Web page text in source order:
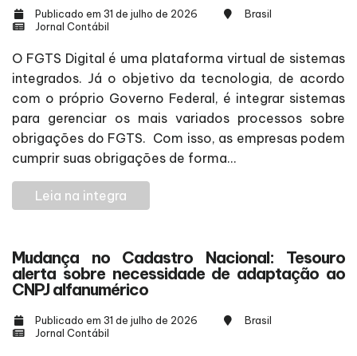
Publicado em 31 de julho de 2026
Brasil
Jornal Contábil
O FGTS Digital é uma plataforma virtual de sistemas
integrados. Já o objetivo da tecnologia, de acordo
com o próprio Governo Federal, é integrar sistemas
para gerenciar os mais variados processos sobre
obrigações do FGTS. Com isso, as empresas podem
cumprir suas obrigações de forma...
Leia na integra
Mudança no Cadastro Nacional: Tesouro
alerta sobre necessidade de adaptação ao
CNPJ alfanumérico
Publicado em 31 de julho de 2026
Brasil
Jornal Contábil